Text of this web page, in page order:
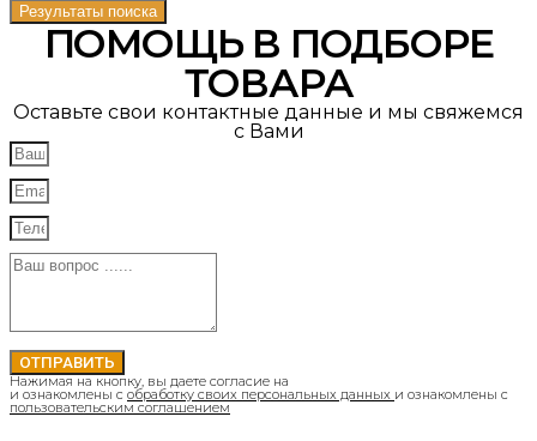
Результаты поиска
ПОМОЩЬ В ПОДБОРЕ
ТОВАРА
Оставьте свои контактные данные и мы свяжемся
с Вами
ОТПРАВИТЬ
Нажимая на кнопку, вы даете согласие на
и ознакомлены с обработку своих персональных данных и ознакомлены с
пользовательским соглашением